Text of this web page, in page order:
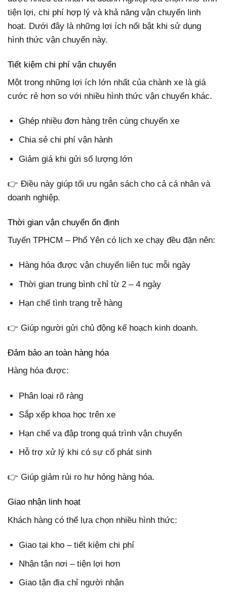
tiện lợi, chi phí hợp lý và khả năng vận chuyển linh
hoạt. Dưới đây là những lợi ích nổi bật khi sử dụng
hình thức vận chuyển này.
Tiết kiệm chi phí vận chuyển
Một trong những lợi ích lớn nhất của chành xe là giá
cước rẻ hơn so với nhiều hình thức vận chuyển khác.
Ghép nhiều đơn hàng trên cùng chuyến xe
Chia sẻ chi phí vận hành
Giảm giá khi gửi số lượng lớn
👉 Điều này giúp tối ưu ngân sách cho cả cá nhân và
doanh nghiệp.
Thời gian vận chuyển ổn định
Tuyến TPHCM – Phổ Yên có lịch xe chạy đều đặn nên:
Hàng hóa được vận chuyển liên tục mỗi ngày
Thời gian trung bình chỉ từ 2 – 4 ngày
Hạn chế tình trạng trễ hàng
👉 Giúp người gửi chủ động kế hoạch kinh doanh.
Đảm bảo an toàn hàng hóa
Hàng hóa được:
Phân loại rõ ràng
Sắp xếp khoa học trên xe
Hạn chế va đập trong quá trình vận chuyển
Hỗ trợ xử lý khi có sự cố phát sinh
👉 Giúp giảm rủi ro hư hỏng hàng hóa.
Giao nhận linh hoạt
Khách hàng có thể lựa chọn nhiều hình thức:
Giao tại kho – tiết kiệm chi phí
Nhận tận nơi – tiện lợi hơn
Giao tận địa chỉ người nhận